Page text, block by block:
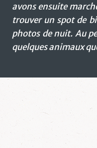
avons ensuite
trouver un spot de
photos de nuit. Au
quelques animaux